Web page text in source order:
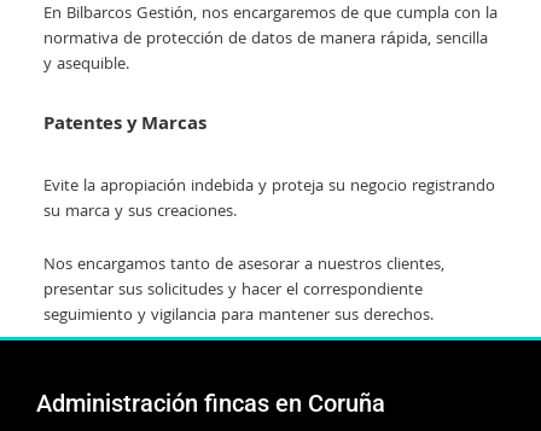
En Bilbarcos Gestión, nos encargaremos de que cumpla con la
normativa de protección de datos de manera rápida, sencilla
y asequible.
Patentes y Marcas
Evite la apropiación indebida y proteja su negocio registrando
su marca y sus creaciones.
Nos encargamos tanto de asesorar a nuestros clientes,
presentar sus solicitudes y hacer el correspondiente
seguimiento y vigilancia para mantener sus derechos.
Administración fincas en Coruña